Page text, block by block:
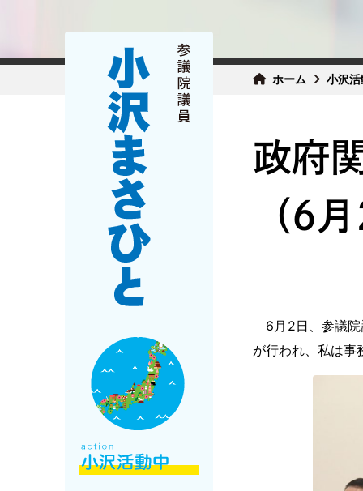
ホーム 小沢
政府
（6
6月2日、参議院
が行われ、私は事